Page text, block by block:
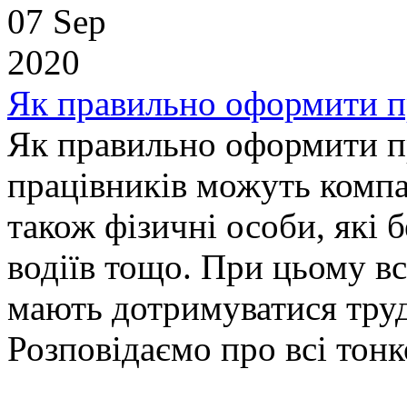
07 Sep
2020
Як правильно оформити
Як правильно оформити
працівників можуть
також фізичні особи, які
водіїв тощо. При цьому
мають дотримуватися
Розповідаємо про всі